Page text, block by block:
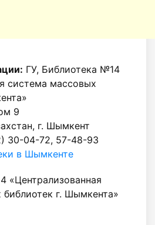
ГУ, Библиотека №14
система массовых
9
г. Шымкент
30-04-72, 57-48-93
в Шымкенте
«Централизованная
г. Шымкента»